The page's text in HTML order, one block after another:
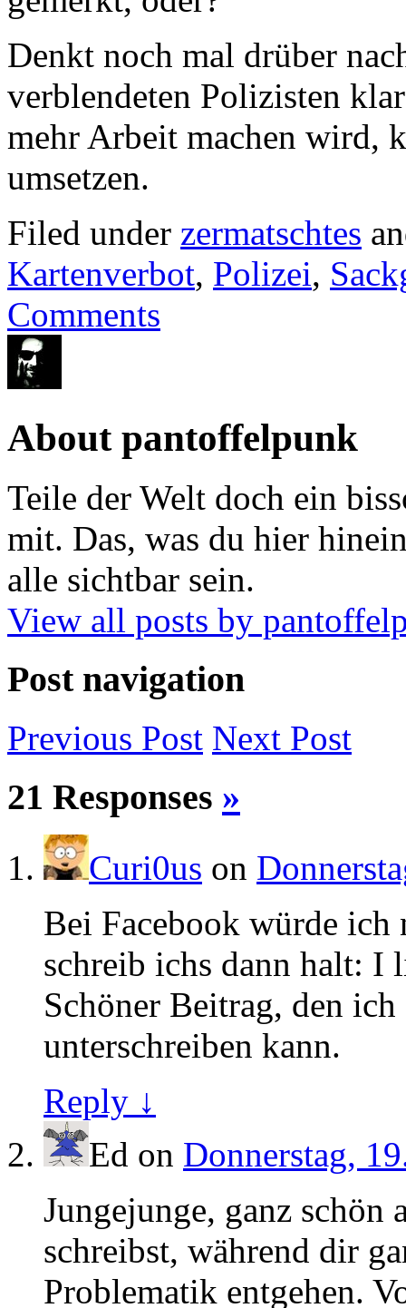
Denkt noch mal drüber
verblendeten Polizisten
mehr Arbeit machen wird,
umsetzen.
Filed under zermatschtes
Kartenverbot, Polizei,
Comments
About pantoffelpunk
Teile der Welt doch ein
mit. Das, was du hier
alle sichtbar sein.
View all posts by
Post navigation
Previous Post Next Post
21 Responses »
Curi0us on
Bei Facebook würde
schreib ichs dann halt: I
Schöner Beitrag, den
unterschreiben kann.
Reply ↓
Ed on Donnerstag,
Jungejunge, ganz schön
schreibst, während dir
Problematik entgehen.